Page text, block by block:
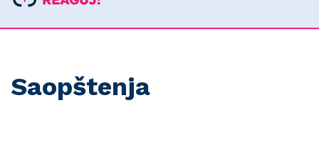
Saopštenja